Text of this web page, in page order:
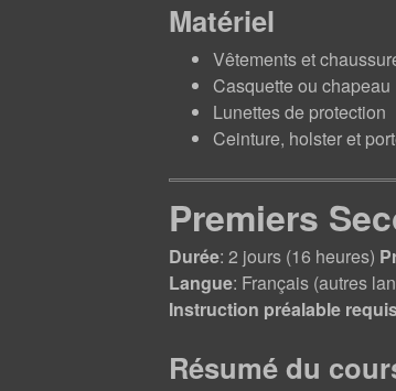
Matériel
Vêtements et
Casquette ou chapeau
Lunettes de protection
Ceinture, holster et
Premiers
Durée: 2 jours (16 heures)
Langue: Français (autres
Instruction préalable
Résumé du